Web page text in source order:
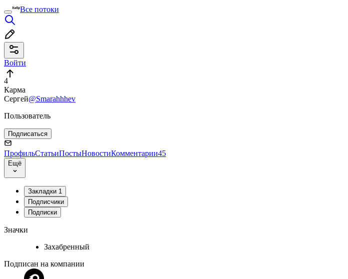
Все потоки
Войти
4
Карма
Сергей@Smarahhhev
Пользователь
Подписаться
ПрофильСтатьиПостыНовостиКомментарии45
Ещё
Закладки 1
Подписчики
Подписки
Значки
Захабренный
Подписан на компании